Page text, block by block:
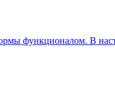
функционалом. В